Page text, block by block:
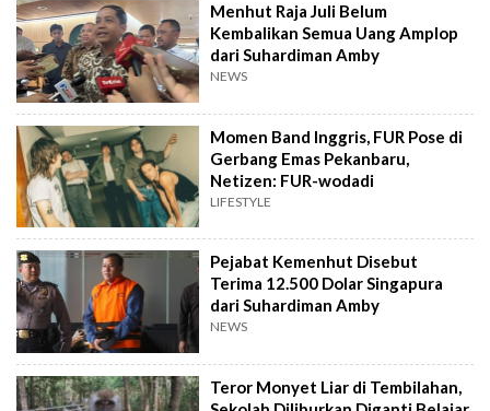
Menhut Raja Juli Belum
Kembalikan Semua Uang Amplop
dari Suhardiman Amby
NEWS
Momen Band Inggris, FUR Pose di
Gerbang Emas Pekanbaru,
Netizen: FUR-wodadi
LIFESTYLE
Pejabat Kemenhut Disebut
Terima 12.500 Dolar Singapura
dari Suhardiman Amby
NEWS
Teror Monyet Liar di Tembilahan,